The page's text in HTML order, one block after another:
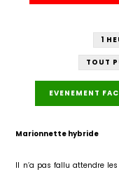
1
TOUT
EVENEMENT
Marionnette hybride
Il n’a pas fallu attendre